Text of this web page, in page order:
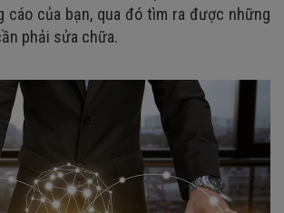
cáo của bạn, qua đó tìm ra được những
phải sửa chữa.